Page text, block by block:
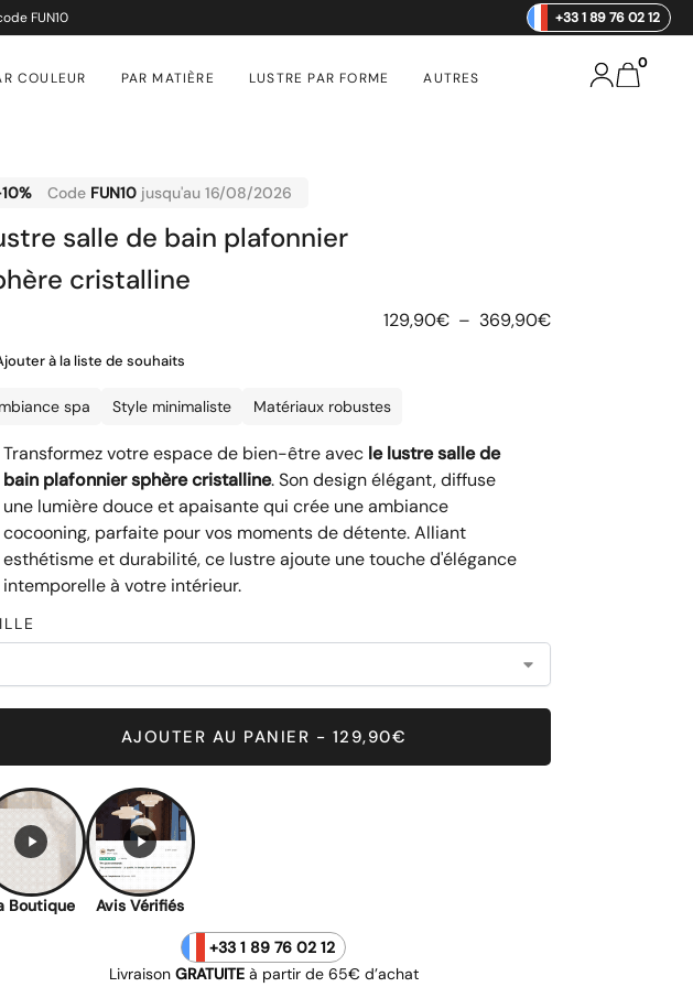
FUN10 +33 1 89 76 02 12
COULEUR PAR MATIÈRE LUSTRE PAR FORME AUTRES
0
Code FUN10jusqu'au 16/08/2026
salle de bain plafonnier
cristalline
129,90€ – 369,90€
à la liste de souhaits
spa Style minimaliste Matériaux robustes
Transformez votre espace de bien-être avec le lustre salle de
bain plafonnier sphère cristalline. Son design élégant, diffuse
une lumière douce et apaisante qui crée une ambiance
cocooning, parfaite pour vos moments de détente. Alliant
esthétisme et durabilité, ce lustre ajoute une touche d'élégance
intemporelle à votre intérieur.
AJOUTER AU PANIER - 129,90€
Boutique Avis Vérifiés
+33 1 89 76 02 12
Livraison GRATUITEà partir de 65€ d’achat